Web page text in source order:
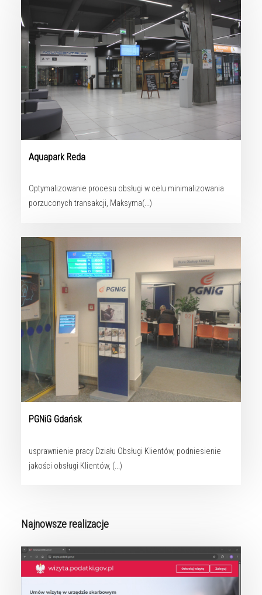
Aquapark Reda
Optymalizowanie procesu obsługi w celu minimalizowania
porzuconych transakcji, Maksyma(...)
PGNiG Gdańsk
usprawnienie pracy Działu Obsługi Klientów, podniesienie
jakości obsługi Klientów, (...)
Najnowsze realizacje